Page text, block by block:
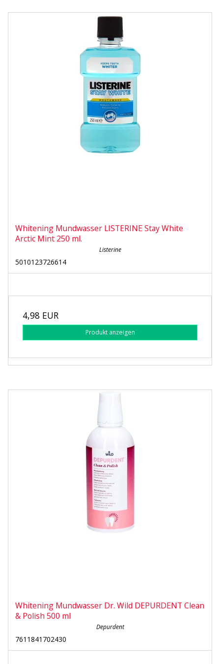
Whitening Mundwasser LISTERINE Stay White
Arctic Mint 250 ml.
Listerine
5010123726614
4,98 EUR
Produkt anzeigen
Whitening Mundwasser Dr. Wild DEPURDENT Clean
& Polish 500 ml
Depurdent
7611841702430